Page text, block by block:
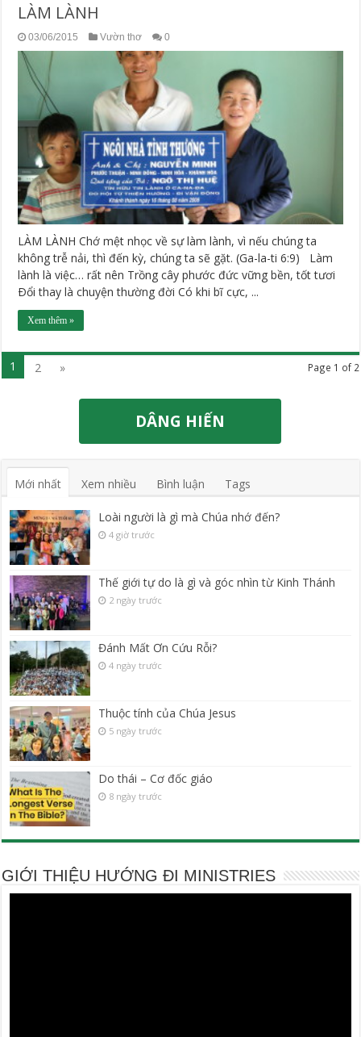
LÀM LÀNH
03/06/2015 Vườn thơ 0
LÀM LÀNH Chớ mệt nhọc về sự làm lành, vì nếu chúng ta
không trễ nải, thì đến kỳ, chúng ta sẽ gặt. (Ga-la-ti 6:9) Làm
lành là việc… rất nên Trồng cây phước đức vững bền, tốt tươi
Ðổi thay là chuyện thường đời Có khi bĩ cực, ...
Xem thêm »
Page 1 of 2
1 2 »
DÂNG HIẾN
Mới nhất Xem nhiều Bình luận Tags
Loài người là gì mà Chúa nhớ đến?
4 giờ trước
Thế giới tự do là gì và góc nhìn từ Kinh Thánh
2 ngày trước
Đánh Mất Ơn Cứu Rỗi?
4 ngày trước
Thuộc tính của Chúa Jesus
5 ngày trước
Do thái – Cơ đốc giáo
8 ngày trước
GIỚI THIỆU HƯỚNG ĐI MINISTRIES